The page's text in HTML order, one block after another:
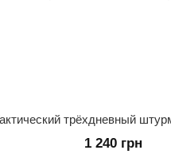
1 240 грн